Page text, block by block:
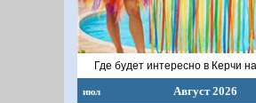
Где будет интересно в Керчи
июл Август 2026